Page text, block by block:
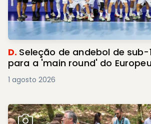
D. Seleção de andebol de
para a 'main round' do Europeu
1 agosto 2026